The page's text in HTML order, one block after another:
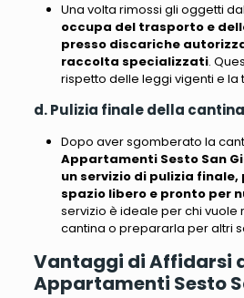
Una volta rimossi gli oggetti
occupa del trasporto e
presso discariche
raccolta specializzati.
rispetto delle leggi vigenti e la
d. Pulizia finale della cantina
Dopo aver sgomberato la
Appartamenti Sesto San
un servizio di pulizia finale,
spazio libero e pronto per
servizio è ideale per chi vuole
cantina o prepararla per altri
Vantaggi di Affidarsi
Appartamenti Sesto